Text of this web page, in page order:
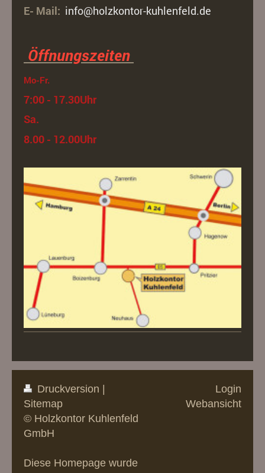
E- Mail: info@holzkontor-kuhlenfeld.de
Öffnungszeiten
Mo-Fr.
7:00 - 17.30Uhr
Sa.
8.00 - 12.00Uhr
Druckversion
Sitemap
© Holzkontor Kuhlenfeld
GmbH
Diese Homepage wurde
Login
Webansicht